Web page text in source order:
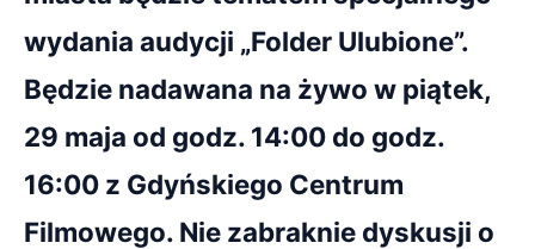
wydania audycji „Folder Ulubione”.
Będzie nadawana na żywo w piątek,
29 maja od godz. 14:00 do godz.
16:00 z Gdyńskiego Centrum
Filmowego. Nie zabraknie dyskusji o